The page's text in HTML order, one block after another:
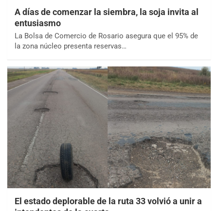
A días de comenzar la siembra, la soja invita al
entusiasmo
La Bolsa de Comercio de Rosario asegura que el 95% de
la zona núcleo presenta reservas…
El estado deplorable de la ruta 33 volvió a unir a